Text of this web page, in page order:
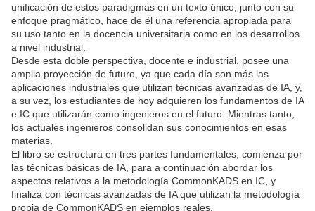
unificación de estos paradigmas en un texto único, junto con su
enfoque pragmático, hace de él una referencia apropiada para
su uso tanto en la docencia universitaria como en los desarrollos
a nivel industrial.
Desde esta doble perspectiva, docente e industrial, posee una
amplia proyección de futuro, ya que cada día son más las
aplicaciones industriales que utilizan técnicas avanzadas de IA, y,
a su vez, los estudiantes de hoy adquieren los fundamentos de IA
e IC que utilizarán como ingenieros en el futuro. Mientras tanto,
los actuales ingenieros consolidan sus conocimientos en esas
materias.
El libro se estructura en tres partes fundamentales, comienza por
las técnicas básicas de IA, para a continuación abordar los
aspectos relativos a la metodología CommonKADS en IC, y
finaliza con técnicas avanzadas de IA que utilizan la metodología
propia de CommonKADS en ejemplos reales.